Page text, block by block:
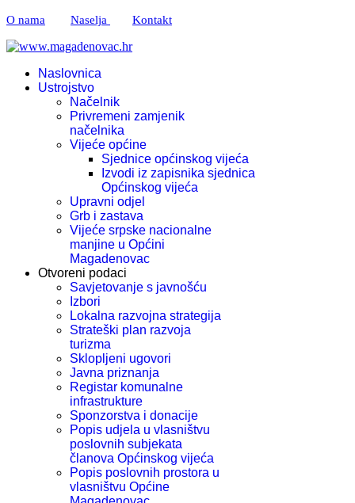
O nama Naselja Kontakt
Naslovnica
Ustrojstvo
Načelnik
Privremeni zamjenik
načelnika
Vijeće općine
Sjednice općinskog vijeća
Izvodi iz zapisnika sjednica
Općinskog vijeća
Upravni odjel
Grb i zastava
Vijeće srpske nacionalne
manjine u Općini
Magadenovac
Otvoreni podaci
Savjetovanje s javnošću
Izbori
Lokalna razvojna strategija
Strateški plan razvoja
turizma
Sklopljeni ugovori
Javna priznanja
Registar komunalne
infrastrukture
Sponzorstva i donacije
Popis udjela u vlasništvu
poslovnih subjekata
članova Općinskog vijeća
Popis poslovnih prostora u
vlasništvu Općine